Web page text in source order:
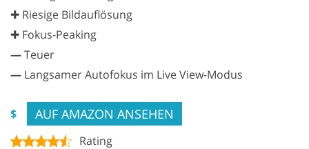
✚ Riesige Bildauflösung
✚ Fokus-Peaking
—Teuer
— Langsamer Autofokus im Live View-Modus
$ AUF AMAZON ANSEHEN
Rating